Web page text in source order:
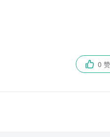
 0 赞